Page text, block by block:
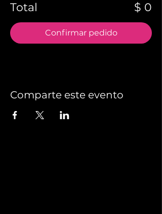
Total $ 0
Confirmar pedido
Comparte este evento